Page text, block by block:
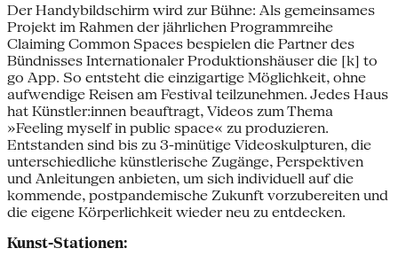
Der Handybildschirm wird zur Bühne: Als gemeinsames
Projekt im Rahmen der jährlichen Programmreihe
Claiming Common Spaces bespielen die Partner des
Bündnisses Internationaler Produktionshäuser die [k] to
go App. So entsteht die einzigartige Möglichkeit, ohne
aufwendige Reisen am Festival teilzunehmen. Jedes Haus
hat Künstler:innen beauftragt, Videos zum Thema
»Feeling myself in public space« zu produzieren.
Entstanden sind bis zu 3-minütige Videoskulpturen, die
unterschiedliche künstlerische Zugänge, Perspektiven
und Anleitungen anbieten, um sich individuell auf die
kommende, postpandemische Zukunft vorzubereiten und
die eigene Körperlichkeit wieder neu zu entdecken.
Kunst-Stationen: